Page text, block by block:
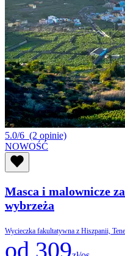
5.0/6 (2 opinie)
NOWOŚĆ
Masca i malownicze
wybrzeża
Wycieczka fakultatywna z Hiszpanii,
od 309